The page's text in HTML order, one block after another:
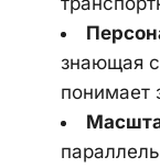
знающая
понимает